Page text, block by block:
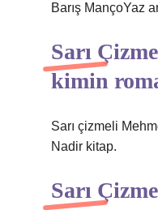
Barış MançoYaz
Sarı
kimin
Sarı çizmeli
Nadir kitap.
Sarı